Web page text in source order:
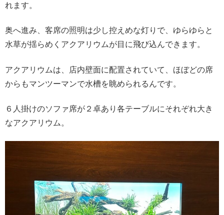
れます。
奥へ進み、客席の照明は少し控えめな灯りで、ゆらゆらと
水草が揺らめくアクアリウムが目に飛び込んできます。
アクアリウムは、店内壁面に配置されていて、ほぼどの席
からもマンツーマンで水槽を眺められるんです。
６人掛けのソファ席が２卓あり各テーブルにそれぞれ大き
なアクアリウム。